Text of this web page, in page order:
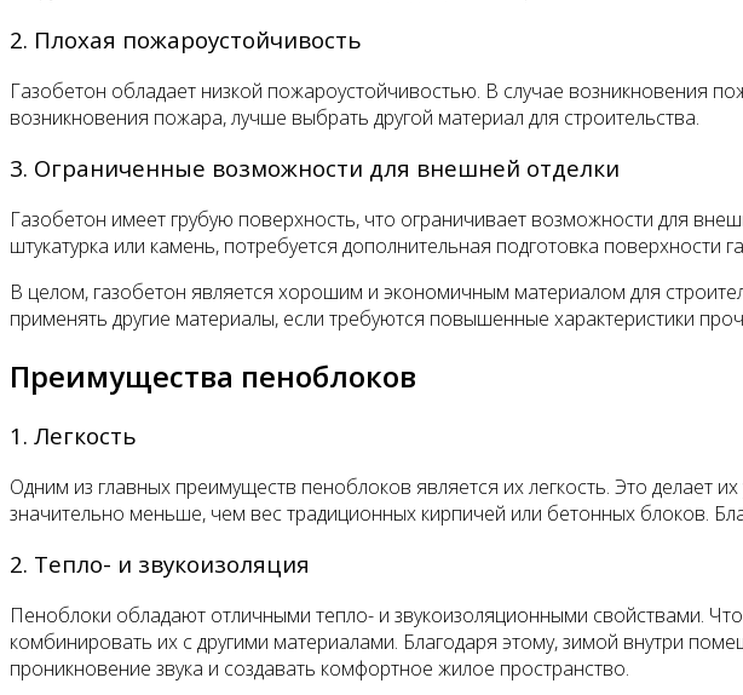
2. Плохая пожароустойчивость
Газобетон обладает низкой пожароустойчивостью. В случае возникновения
возникновения пожара, лучше выбрать другой материал для строительства.
3. Ограниченные возможности для внешней отделки
Газобетон имеет грубую поверхность, что ограничивает возможности для
штукатурка или камень, потребуется дополнительная подготовка поверхности
В целом, газобетон является хорошим и экономичным материалом для
применять другие материалы, если требуются повышенные характеристики
Преимущества пеноблоков
1. Легкость
Одним из главных преимуществ пеноблоков является их легкость. Это
значительно меньше, чем вес традиционных кирпичей или бетонных блоков.
2. Тепло- и звукоизоляция
Пеноблоки обладают отличными тепло- и звукоизоляционными свойствами.
комбинировать их с другими материалами. Благодаря этому, зимой внутри
проникновение звука и создавать комфортное жилое пространство.